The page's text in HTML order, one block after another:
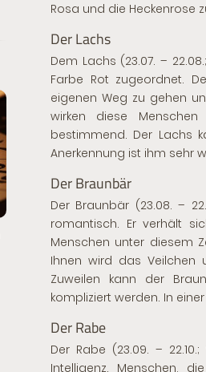
Rosa und die Heckenrose
Der Lachs
Dem Lachs (23.07. –
Farbe Rot zugeordnet.
eigenen Weg zu gehen
wirken diese
bestimmend. Der Lachs
Anerkennung ist ihm sehr
Der Braunbär
Der Braunbär (23.08. –
romantisch. Er verhält
Menschen unter diesem
Ihnen wird das Veilchen
Zuweilen kann der
kompliziert werden. In
Der Rabe
Der Rabe (23.09. –
Intelligenz. Menschen,